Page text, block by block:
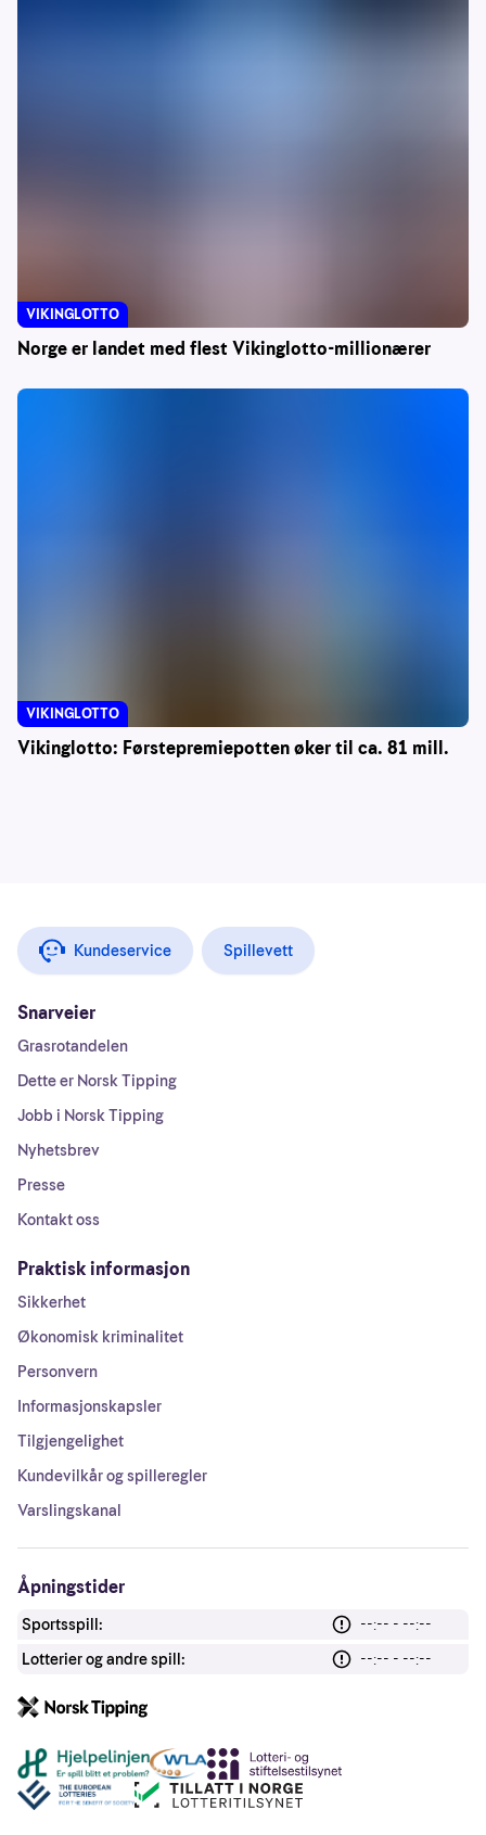
Norge er landet med flest Vikinglotto-millionærer
VIKINGLOTTO
Vikinglotto: Førstepremiepotten øker til ca. 81 mill.
VIKINGLOTTO
Kundeservice Spillevett
Snarveier
Grasrotandelen
Dette er Norsk Tipping
Jobb i Norsk Tipping
Nyhetsbrev
Presse
Kontakt oss
Praktisk informasjon
Sikkerhet
Økonomisk kriminalitet
Personvern
Informasjonskapsler
Tilgjengelighet
Kundevilkår og spilleregler
Varslingskanal
Åpningstider
Sportsspill:
--:-- - --:--
Lotterier og andre spill:
--:-- - --:--
Andre lenker